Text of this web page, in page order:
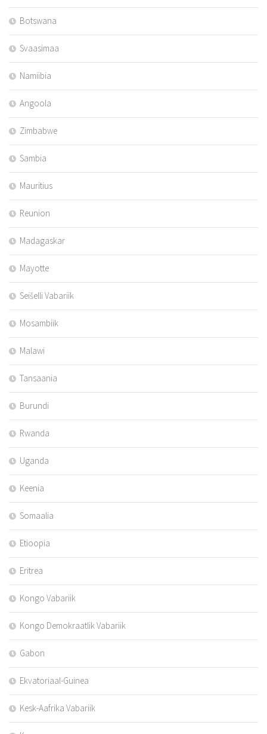
Botswana
Svaasimaa
Namiibia
Angoola
Zimbabwe
Sambia
Mauritius
Reunion
Madagaskar
Mayotte
Seišelli Vabariik
Mosambiik
Malawi
Tansaania
Burundi
Rwanda
Uganda
Keenia
Somaalia
Etioopia
Eritrea
Kongo Vabariik
Kongo Demokraatlik Vabariik
Gabon
Ekvatoriaal-Guinea
Kesk-Aafrika Vabariik